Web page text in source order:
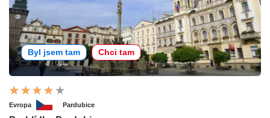
Byl jsem tam Chci tam
Evropa Pardubice